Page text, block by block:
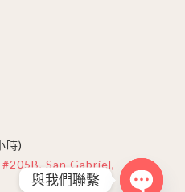
時)
San Gabriel,
與我們聯繫